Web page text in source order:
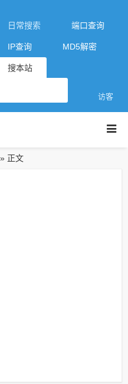
日常搜索 端口查询
IP查询 MD5解密
搜本站
访客
» 正文